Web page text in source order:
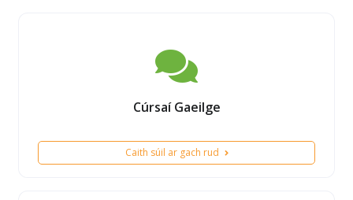
Cúrsaí Gaeilge
Caith súil ar gach rud